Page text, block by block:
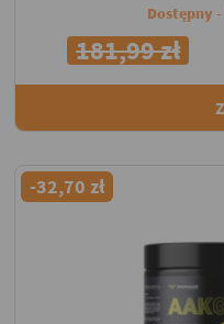
Dostępny
181,99 zł
-32,70 zł